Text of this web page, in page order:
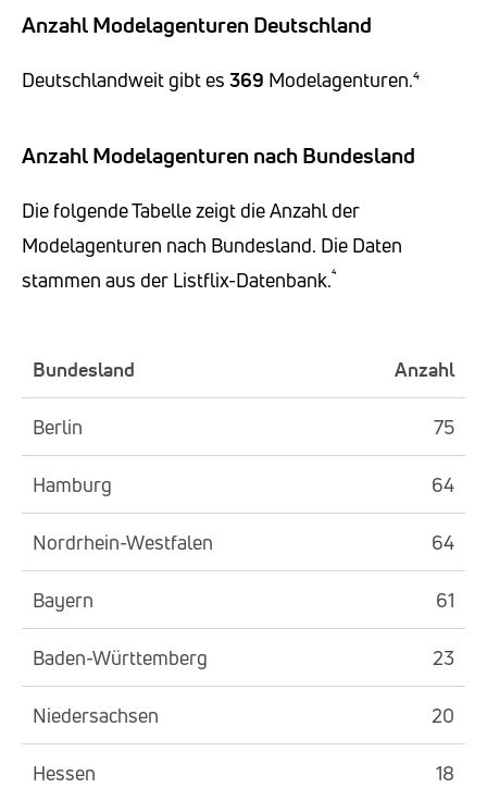
Anzahl Modelagenturen Deutschland
Deutschlandweit gibt es 369 Modelagenturen.⁴
Anzahl Modelagenturen nach Bundesland
Die folgende Tabelle zeigt die Anzahl der
Modelagenturen nach Bundesland. Die Daten
stammen aus der Listflix-Datenbank.⁴
Bundesland Anzahl
Berlin 75
Hamburg 64
Nordrhein-Westfalen 64
Bayern 61
Baden-Württemberg 23
Niedersachsen 20
Hessen 18